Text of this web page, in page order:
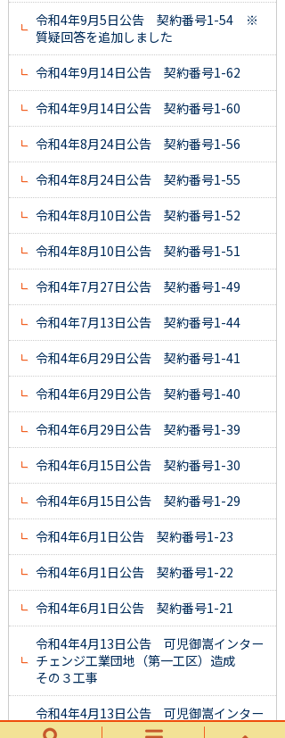
令和4年9月5日公告 契約番号1-54 ※
質疑回答を追加しました
令和4年9月14日公告 契約番号1-62
令和4年9月14日公告 契約番号1-60
令和4年8月24日公告 契約番号1-56
令和4年8月24日公告 契約番号1-55
令和4年8月10日公告 契約番号1-52
令和4年8月10日公告 契約番号1-51
令和4年7月27日公告 契約番号1-49
令和4年7月13日公告 契約番号1-44
令和4年6月29日公告 契約番号1-41
令和4年6月29日公告 契約番号1-40
令和4年6月29日公告 契約番号1-39
令和4年6月15日公告 契約番号1-30
令和4年6月15日公告 契約番号1-29
令和4年6月1日公告 契約番号1-23
令和4年6月1日公告 契約番号1-22
令和4年6月1日公告 契約番号1-21
令和4年4月13日公告 可児御嵩インター
チェンジ工業団地（第一工区）造成
その３工事
令和4年4月13日公告 可児御嵩インター
チェンジ工業団地（第一工区）造成